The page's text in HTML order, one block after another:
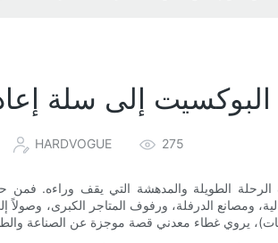
إلى سلة
HARDVOGUE 275
الطويلة والمدهشة التي يقف وراءه. فمن
الدرفلة، ورفوف المتاجر الكبرى، وصولاً